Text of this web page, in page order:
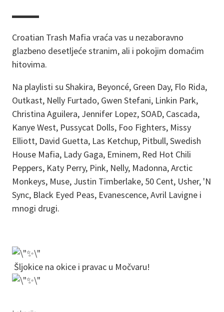
▬▬▬
Croatian Trash Mafia vraća vas u nezaboravno
glazbeno desetljeće stranim, ali i pokojim domaćim
hitovima.
Na playlisti su Shakira, Beyoncé, Green Day, Flo Rida,
Outkast, Nelly Furtado, Gwen Stefani, Linkin Park,
Christina Aguilera, Jennifer Lopez, SOAD, Cascada,
Kanye West, Pussycat Dolls, Foo Fighters, Missy
Elliott, David Guetta, Las Ketchup, Pitbull, Swedish
House Mafia, Lady Gaga, Eminem, Red Hot Chili
Peppers, Katy Perry, Pink, Nelly, Madonna, Arctic
Monkeys, Muse, Justin Timberlake, 50 Cent, Usher, 'N
Sync, Black Eyed Peas, Evanescence, Avril Lavigne i
mnogi drugi.
Šljokice na okice i pravac u Močvaru!